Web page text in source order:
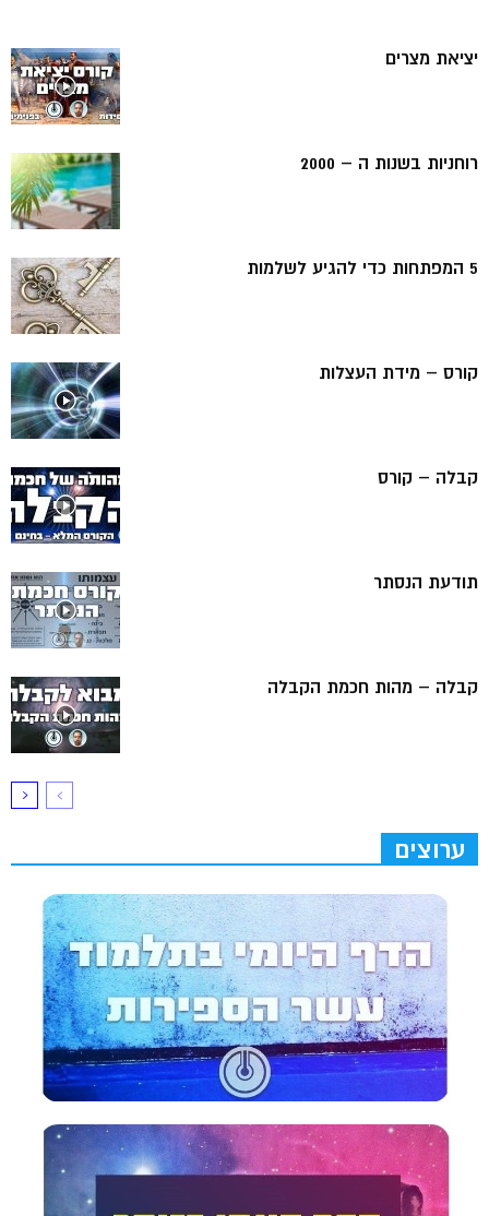
יציאת מצרים
רוחניות בשנות ה – 2000
5 המפתחות כדי להגיע לשלמות
קורס – מידת העצלות
קבלה – קורס
תודעת הנסתר
קבלה – מהות חכמת הקבלה
ערוצים